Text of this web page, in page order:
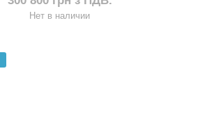
Нет в наличии